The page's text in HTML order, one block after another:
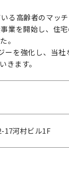
る高齢者のマッ
業を開始し、住
。
ーを強化し、当
きます。
17河村ビル1F